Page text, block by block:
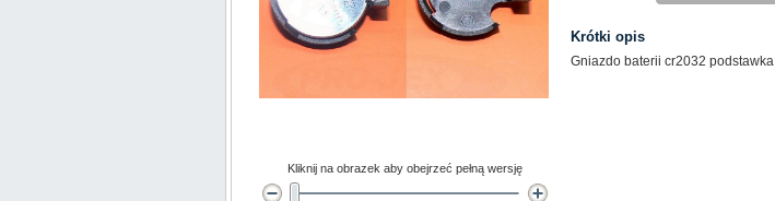
Krótki opis
Gniazdo baterii cr2032 podstawka
Kliknij na obrazek aby obejrzeć pełną wersję